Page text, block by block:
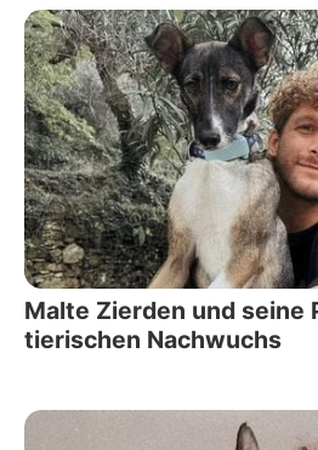
Malte Zierden und seine
tierischen Nachwuchs